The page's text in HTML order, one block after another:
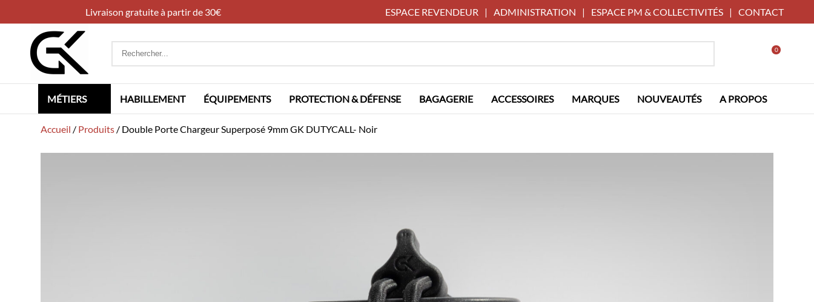
Livraison gratuite à partir de 30€ ESPACE REVENDEUR | ADMINISTRATION | ESPACE PM & COLLECTIVITÉS | CONTACT
Rechercher
0
MÉTIERS HABILLEMENT ÉQUIPEMENTS PROTECTION & DÉFENSE BAGAGERIE ACCESSOIRES MARQUES NOUVEAUTÉS A PROPOS
Accueil / Produits / Double Porte Chargeur Superposé 9mm GK DUTYCALL- Noir